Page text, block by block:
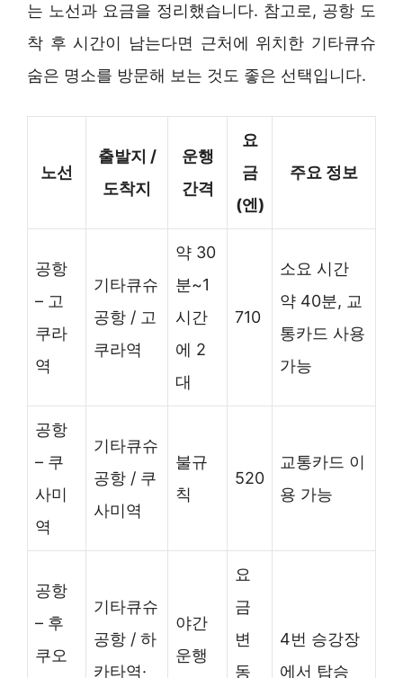
는 노선과 요금을 정리했습니다. 참고로, 공항 도
착 후 시간이 남는다면 근처에 위치한 기타큐슈
숨은 명소를 방문해 보는 것도 좋은 선택입니다.
노선
출발지 /
도착지
운행
간격
요
금
(엔)
주요 정보
공항
– 고
쿠라
역
기타큐슈
공항 / 고
쿠라역
약 30
분~1
시간
에 2
대
710
소요 시간
약 40분, 교
통카드 사용
가능
공항
– 쿠
사미
역
기타큐슈
공항 / 쿠
사미역
불규
칙
520
교통카드 이
용 가능
공항
– 후
쿠오
기타큐슈
공항 / 하
카타역·
야간
운행
요
금
변
동
4번 승강장
에서 탑승